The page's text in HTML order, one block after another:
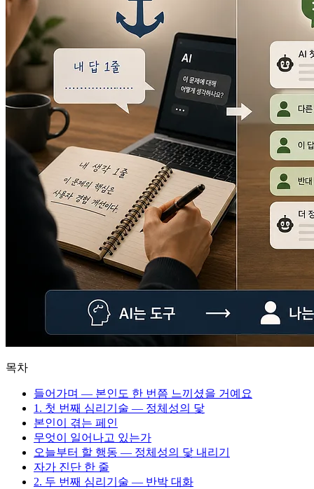
목차
들어가며 — 본인도 한 번쯤 느끼셨을 거예요
1. 첫 번째 심리기술 — 정체성의 닻
본인이 겪는 페인
무엇이 일어나고 있는가
오늘부터 할 행동 — 정체성의 닻 내리기
자가 진단 한 줄
2. 두 번째 심리기술 — 반박 대화